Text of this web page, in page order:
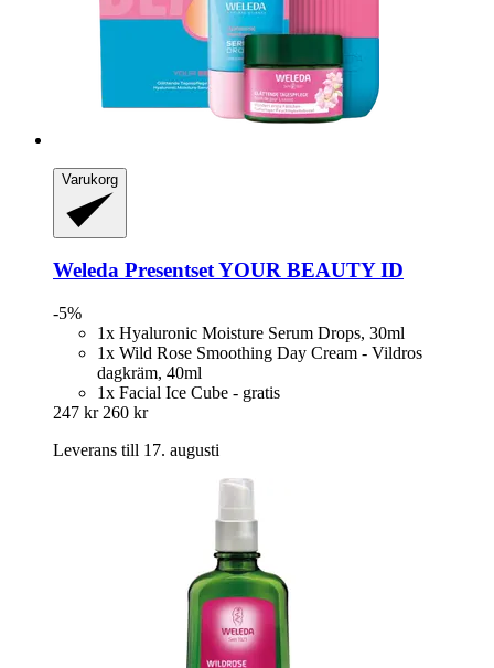
Varukorg
Weleda Presentset YOUR BEAUTY ID
-5%
1x Hyaluronic Moisture Serum Drops, 30ml
1x Wild Rose Smoothing Day Cream - Vildros
dagkräm, 40ml
1x Facial Ice Cube - gratis
247 kr 260 kr
Leverans till 17. augusti